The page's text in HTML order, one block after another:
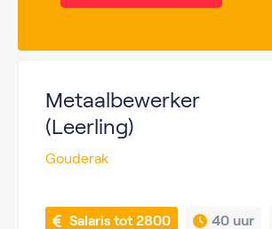
Metaalbewerker
(Leerling)
Gouderak
Salaris tot 2800 40 uur